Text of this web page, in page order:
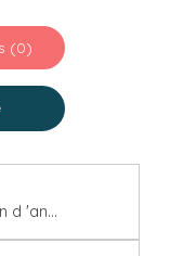
(0)
Des idées cadeaux de fin d 'année ?